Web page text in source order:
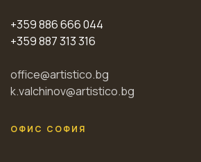
+359 886 666 044
+359 887 313 316
office@artistico.bg
k.valchinov@artistico.bg
ОФИС СОФИЯ